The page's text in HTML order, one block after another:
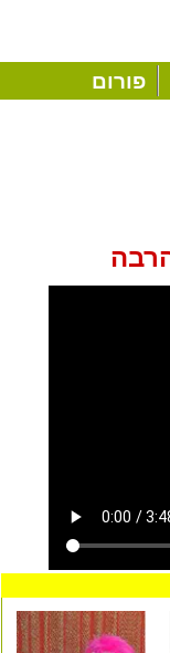
פורום